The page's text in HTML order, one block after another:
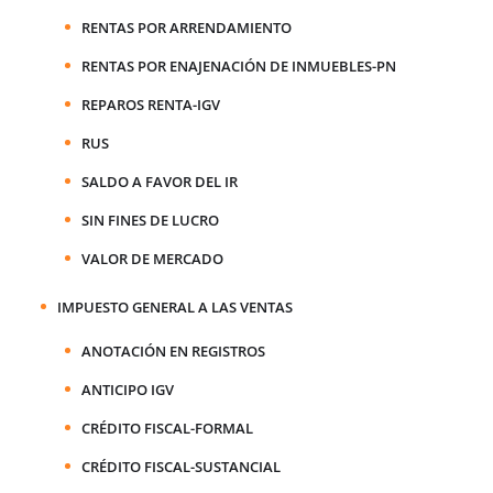
RENTAS POR ARRENDAMIENTO
RENTAS POR ENAJENACIÓN DE INMUEBLES-PN
REPAROS RENTA-IGV
RUS
SALDO A FAVOR DEL IR
SIN FINES DE LUCRO
VALOR DE MERCADO
IMPUESTO GENERAL A LAS VENTAS
ANOTACIÓN EN REGISTROS
ANTICIPO IGV
CRÉDITO FISCAL-FORMAL
CRÉDITO FISCAL-SUSTANCIAL